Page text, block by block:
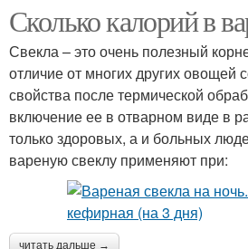
Сколько калорий в
Свекла – это очень полезный
отличие от многих других овощей
свойства после термической
включение ее в отварном виде в
только здоровых, а и больных
вареную свеклу применяют при:
читать дальше →